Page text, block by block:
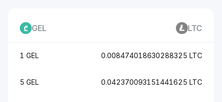
GEL LTC
1 GEL 0.008474018630288325 LTC
5 GEL 0.042370093151441625 LTC